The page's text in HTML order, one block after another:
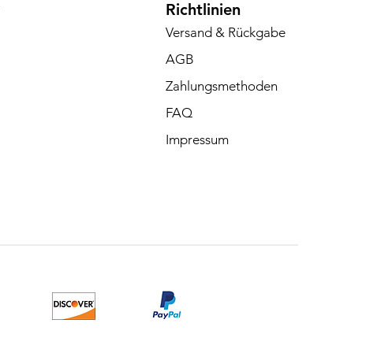
Richtlinien
Versand & Rückgabe
AGB
Zahlungsmethoden
FAQ
Impressum